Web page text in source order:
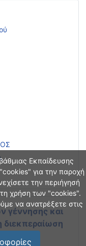
Εκπαίδευσης
για την παροχή
την περιήγησή
χρήση των "cookies".
να ανατρέξετε στις
γέννησης και
διεκπεραίωση